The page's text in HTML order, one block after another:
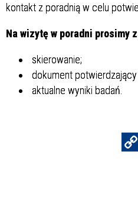
kontakt z poradnią w celu
Na wizytę w poradni prosimy
skierowanie;
dokument
aktualne wyniki badań.